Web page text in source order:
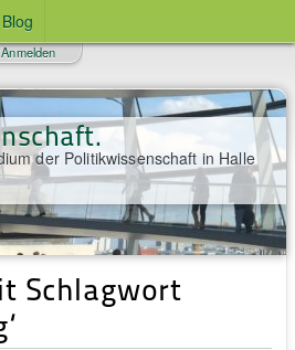
der Politikwissenschaft in Halle
Schlagwort